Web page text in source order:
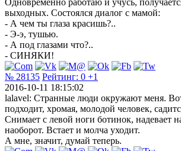
выходных. Состоялся диалог с мамой:
- А чем ты глаза красишь?..
- Э-э, тушью.
- А под глазами что?..
- СИНЯКИ!
№ 28135 Рейтинг: 0 +1
2016-10-11 18:15:02
lalavel: Странные люди окружают меня.
подходит, хромая, молодой человек,
Снимает с левой ноги ботинок, надевает
наоборот. Встает и молча уходит.
А мне, значит, думай теперь.